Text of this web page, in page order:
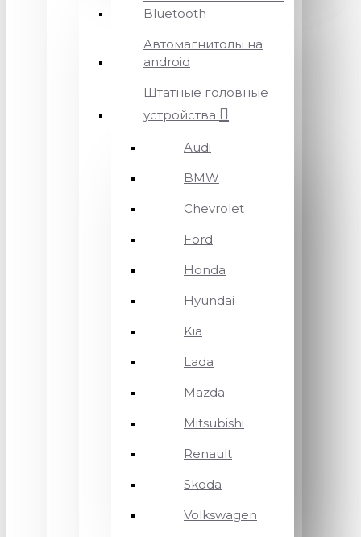
Bluetooth
Автомагнитолы на
android
Штатные головные
устройства
Audi
BMW
Chevrolet
Ford
Honda
Hyundai
Kia
Lada
Mazda
Mitsubishi
Renault
Skoda
Volkswagen